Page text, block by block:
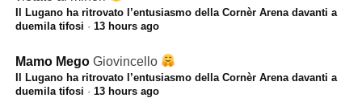
Il Lugano ha ritrovato l’entusiasmo della Cornèr Arena davanti a
duemila tifosi · 13 hours ago
Mamo Mego Giovincello
Il Lugano ha ritrovato l’entusiasmo della Cornèr Arena davanti a
duemila tifosi · 13 hours ago